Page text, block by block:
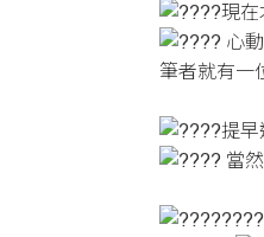
現在
心
筆者就有一
提早
當